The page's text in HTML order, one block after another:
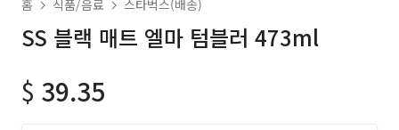
홈 식품/음료 스타벅스(배송)
SS 블랙 매트 엘마 텀블러 473ml
$ 39.35